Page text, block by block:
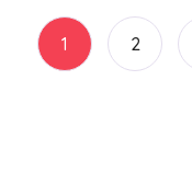
1 2